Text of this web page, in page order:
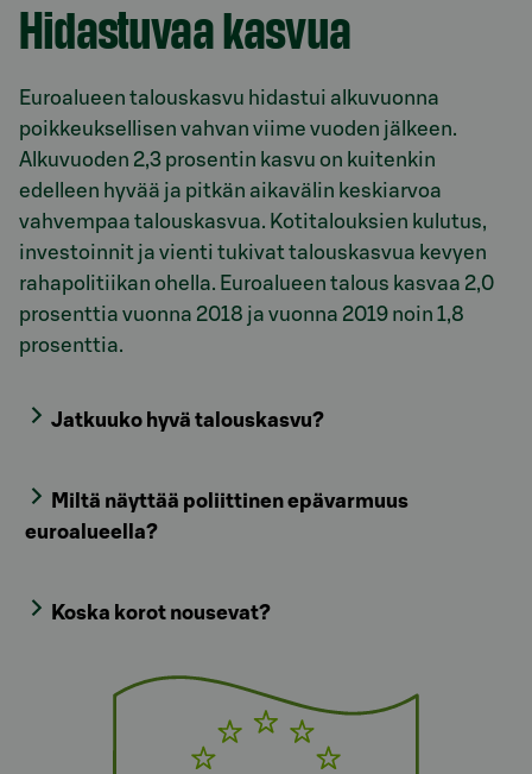
Hidastuvaa kasvua
Euroalueen talouskasvu hidastui alkuvuonna
poikkeuksellisen vahvan viime vuoden jälkeen.
Alkuvuoden 2,3 prosentin kasvu on kuitenkin
edelleen hyvää ja pitkän aikavälin keskiarvoa
vahvempaa talouskasvua. Kotitalouksien kulutus,
investoinnit ja vienti tukivat talouskasvua kevyen
rahapolitiikan ohella. Euroalueen talous kasvaa 2,0
prosenttia vuonna 2018 ja vuonna 2019 noin 1,8
prosenttia.
Jatkuuko hyvä talouskasvu?
Miltä näyttää poliittinen epävarmuus
euroalueella?
Koska korot nousevat?